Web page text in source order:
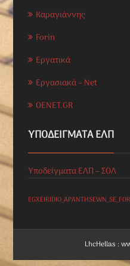
Καραγιάννης
Forin
Εργατικά
Εργασιακά – Net
OENET.GR
ΥΠΟΔΕΊΓΜΑΤΑ ΕΛΠ
Υποδείγματα ΕΛΠ – ΣΟΛ
LhcHellas :